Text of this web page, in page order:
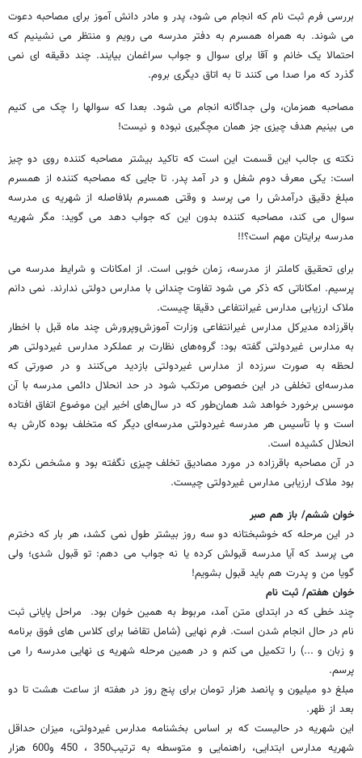
بررسی فرم ثبت نام که انجام می شود، پدر و مادر دانش آموز برای مصاحبه دعوت
می شوند. به همراه همسرم به دفتر مدرسه می رویم و منتظر می نشینیم که
احتمالا یک خانم و آقا برای سوال و جواب سراغمان بیایند. چند دقیقه ای نمی
گذرد که مرا صدا می کنند تا به اتاق دیگری بروم.
مصاحبه همزمان، ولی جداگانه انجام می شود. بعدا که سوالها را چک می کنیم
می بینیم هدف چیزی جز همان مچگیری نبوده و نیست!
نکته ی جالب این قسمت این است که تاکید بیشتر مصاحبه کننده روی دو چیز
است: یکی معرف دوم شغل و در آمد پدر. تا جایی که مصاحبه کننده از همسرم
مبلغ دقیق درآمدش را می پرسد و وقتی همسرم بلافاصله از شهریه ی مدرسه
سوال می کند، مصاحبه کننده بدون این که جواب دهد می گوید: مگر شهریه
مدرسه برایتان مهم است؟!!
برای تحقیق کاملتر از مدرسه، زمان خوبی است. از امکانات و شرایط مدرسه می
پرسیم. امکاناتی که ذکر می شود تفاوت چندانی با مدارس دولتی ندارند. نمی دانم
ملاک ارزیابی مدارس غیرانتفاعی دقیقا چیست.
باقرزاده مدیرکل مدارس غیرانتفاعی وزارت آموزش‌وپرورش چند ماه قبل با اخطار
به مدارس غیردولتی گفته بود: گروه‌های نظارت بر عملکرد مدارس غیردولتی هر
لحظه به صورت سرزده از مدارس غیردولتی بازدید می‌کنند و در صورتی که
مدرسه‌ای تخلفی در این خصوص مرتکب شود در حد انحلال دائمی مدرسه با آن
موسس برخورد خواهد شد همان‌طور که در سال‌های اخیر این موضوع اتفاق افتاده
است و با تأسیس هر مدرسه‌ غیردولتی مدرسه‌ای دیگر که متخلف بوده کارش به
انحلال کشیده است.
در آن مصاحبه باقرزاده در مورد مصادیق تخلف چیزی نگفته بود و مشخص نکرده
بود ملاک ارزیابی مدارس غیردولتی چیست.
خوان ششم/ باز هم صبر
در این مرحله که خوشبختانه دو سه روز بیشتر طول نمی کشد، هر بار که دخترم
می پرسد که آیا مدرسه قبولش کرده یا نه جواب می دهم: تو قبول شدی؛ ولی
گویا من و پدرت هم باید قبول بشویم!
خوان هفتم/ ثبت نام
چند خطی که در ابتدای متن آمد، مربوط به همین خوان بود. مراحل پایانی ثبت
نام در حال انجام شدن است. فرم نهایی (شامل تقاضا برای کلاس های فوق برنامه
و زبان و ...) را تکمیل می کنم و در همین مرحله شهریه ی نهایی مدرسه را می
پرسم.
مبلغ دو میلیون و پانصد هزار تومان برای پنج روز در هفته از ساعت هشت تا دو
بعد از ظهر.
این شهریه در حالیست که بر اساس بخشنامه مدارس غیردولتی، میزان حداقل
شهریه مدارس ابتدایی، راهنمایی و متوسطه به ترتیب350 ، 450 و600 هزار